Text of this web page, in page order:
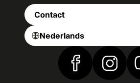
Contact
Nederlands
Vind ons op
Vind